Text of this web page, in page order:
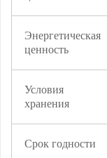
Энергетическая
ценность
Условия
хранения
Срок годности